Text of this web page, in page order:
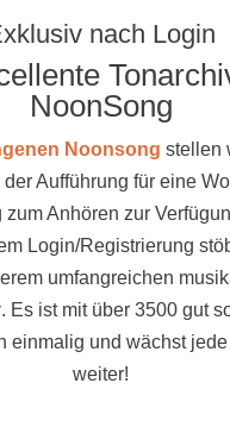
nach Login
NoonSong
Noonsong stellen
Aufführung für eine
zum Anhören zur
Login/Registrierung
umfangreichen
. Es ist mit über 3500 gut
einmalig und wächst
weiter!